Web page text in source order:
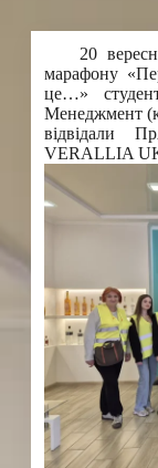
20
марафону
це…»
Менеджмент
відвідали
VERALLIA